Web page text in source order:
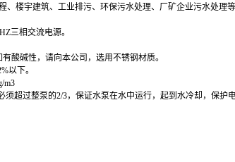
、楼宇建筑、工业排污、环保污水处理、厂矿企业污水处理
三相交流电源。
酸碱性，请向本公司，选用不锈钢材质。
以下。
m3
超过整泵的2/3，保证水泵在水中运行，起到水冷却，保护电